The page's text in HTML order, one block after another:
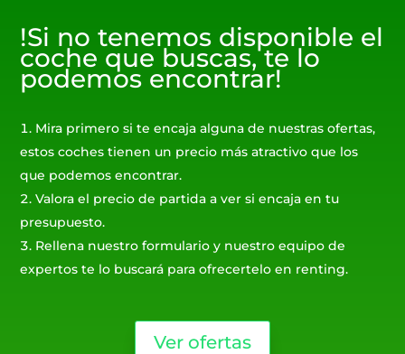
!Si no tenemos disponible el
coche que buscas, te lo
podemos encontrar!
Mira primero si te encaja alguna de nuestras ofertas,
estos coches tienen un precio más atractivo que los
que podemos encontrar.
Valora el precio de partida a ver si encaja en tu
presupuesto.
Rellena nuestro formulario y nuestro equipo de
expertos te lo buscará para ofrecertelo en renting.
Ver ofertas